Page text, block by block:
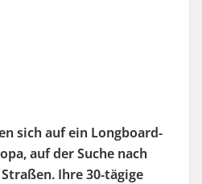
sich auf ein Longboard-
auf der Suche nach
Ihre 30-tägige